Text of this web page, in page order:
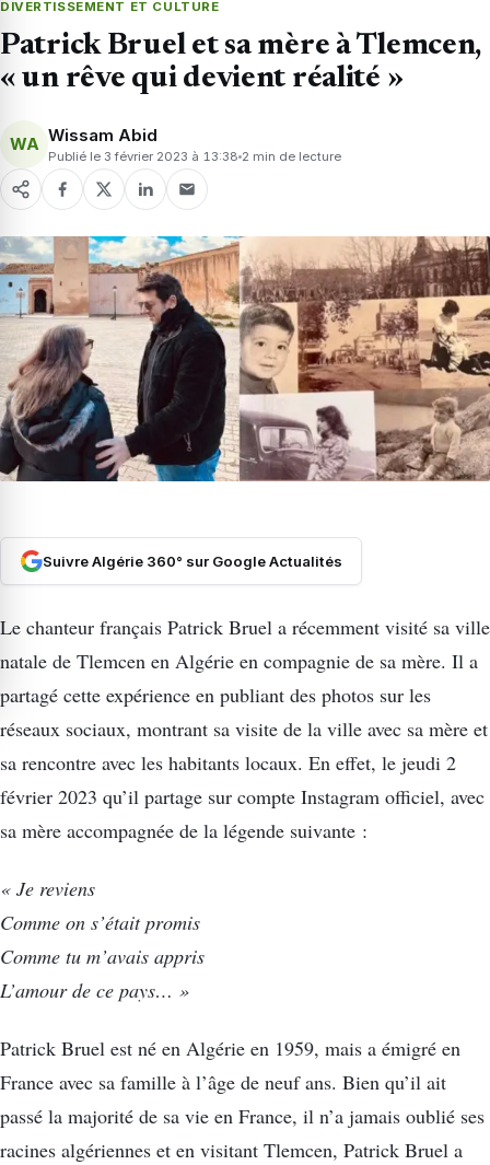
DIVERTISSEMENT ET CULTURE
Patrick Bruel et sa mère à Tlemcen,
« un rêve qui devient réalité »
WA Wissam Abid
Publié le 3 février 2023 à 13:38 2 min de lecture
Suivre Algérie 360° sur Google Actualités
Le chanteur français Patrick Bruel a récemment visité sa ville
natale de Tlemcen en Algérie en compagnie de sa mère. Il a
partagé cette expérience en publiant des photos sur les
réseaux sociaux, montrant sa visite de la ville avec sa mère et
sa rencontre avec les habitants locaux. En effet, le jeudi 2
février 2023 qu’il partage sur compte Instagram officiel, avec
sa mère accompagnée de la légende suivante :
« Je reviens
Comme on s’était promis
Comme tu m’avais appris
L’amour de ce pays… »
Patrick Bruel est né en Algérie en 1959, mais a émigré en
France avec sa famille à l’âge de neuf ans. Bien qu’il ait
passé la majorité de sa vie en France, il n’a jamais oublié ses
racines algériennes et en visitant Tlemcen, Patrick Bruel a